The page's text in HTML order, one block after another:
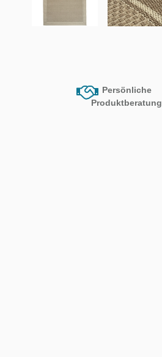
Persönliche
Produktberatung